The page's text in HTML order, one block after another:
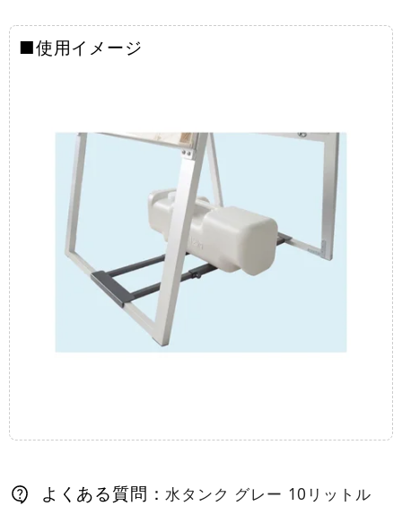
■使用イメージ
よくある質問：水タンク グレー 10リットル